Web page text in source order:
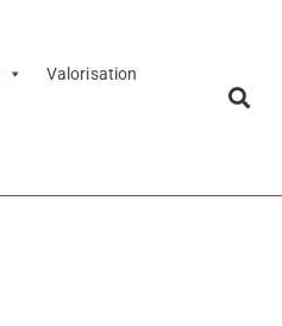
Valorisation